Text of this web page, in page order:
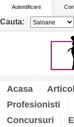
Autentificare
Cauta:
Acasa
Profesionisti
Concursuri